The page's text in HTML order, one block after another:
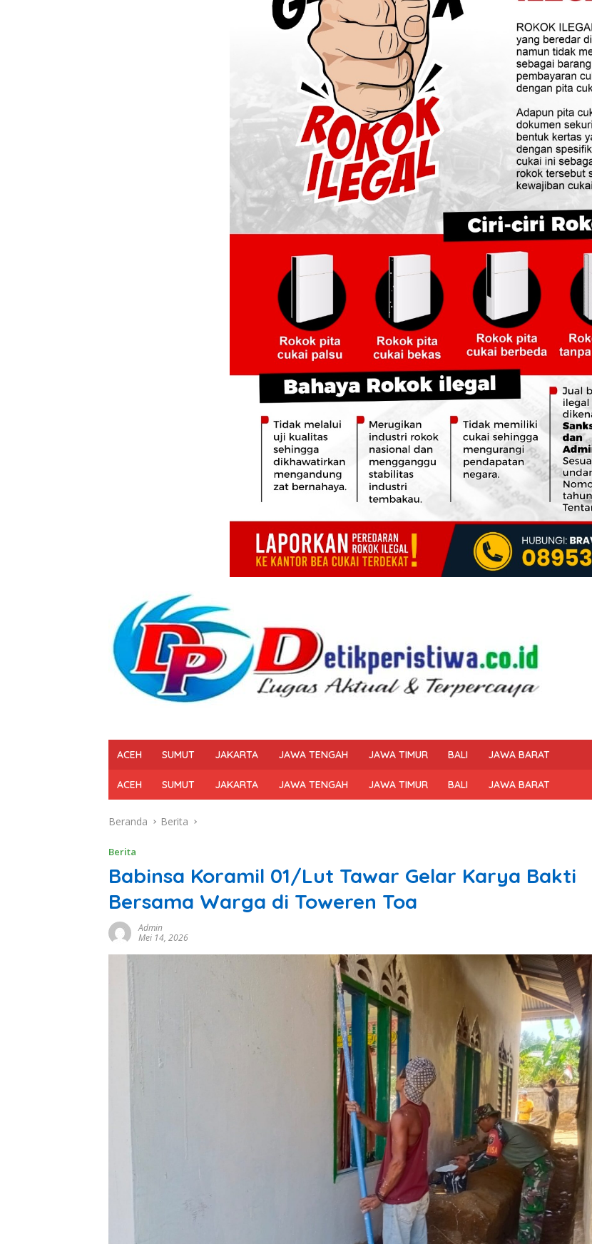
ACEH SUMUT JAKARTA JAWA TENGAH JAWA TIMUR BALI JAWA BARAT
ACEH SUMUT JAKARTA JAWA TENGAH JAWA TIMUR BALI JAWA BARAT
Beranda Berita
Berita
Babinsa Koramil 01/Lut Tawar Gelar Karya Bakti
Bersama Warga di Toweren Toa
Admin
Mei 14, 2026